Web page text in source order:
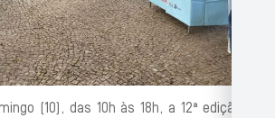
(10), das 10h às 18h, a 12ª edição da